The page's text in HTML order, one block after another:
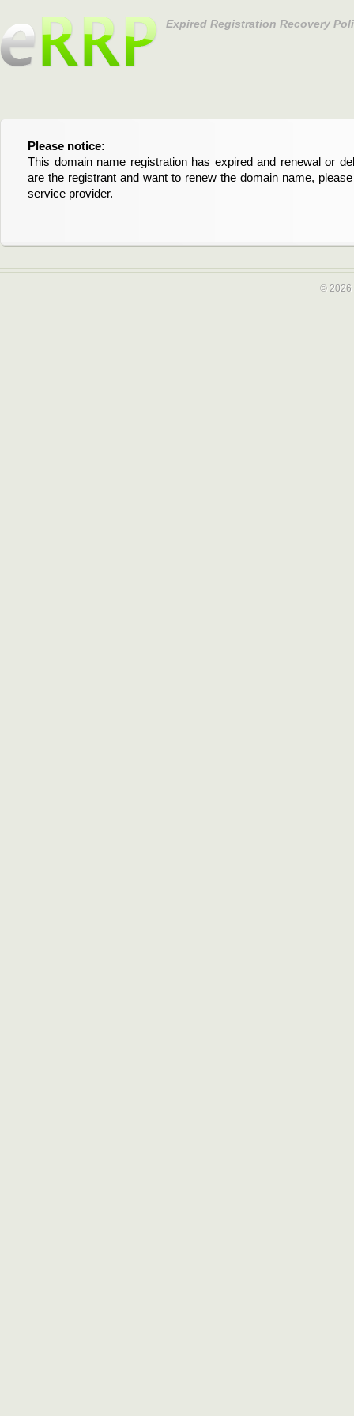
Expired Registration Recovery
Please notice:
This domain name registration has expired and renewal or
are the registrant and want to renew the domain name,
service provider.
Bitte beachten Sie:
Diese Domainregistrierung ist abgelaufen und die
Domain stehen an. Wenn Sie der Registrant sind und
verlängern möchten, kontaktieren Sie bitte Ihren Service-
© 2026